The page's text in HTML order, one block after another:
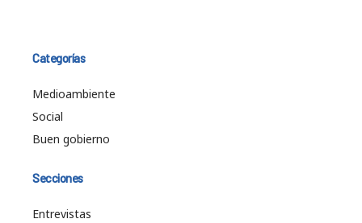
Categorías
Medioambiente
Social
Buen gobierno
Secciones
Entrevistas